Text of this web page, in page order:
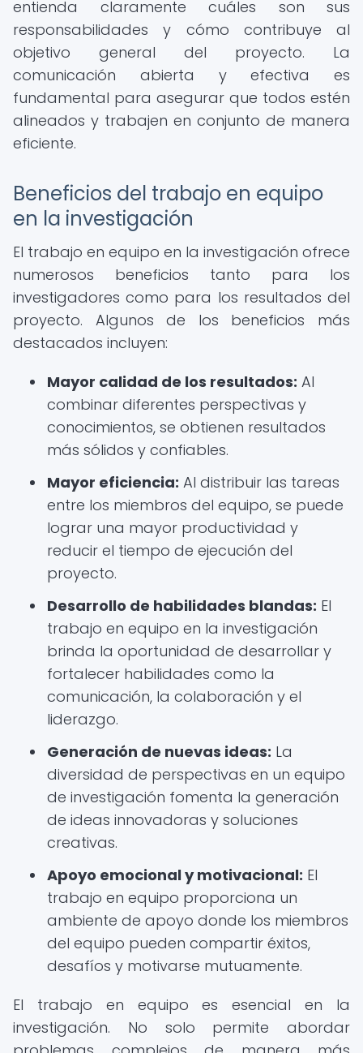
entienda claramente cuáles son sus
responsabilidades y cómo contribuye al
objetivo general del proyecto. La
comunicación abierta y efectiva es
fundamental para asegurar que todos estén
alineados y trabajen en conjunto de manera
eficiente.
Beneficios del trabajo en equipo
en la investigación
El trabajo en equipo en la investigación ofrece
numerosos beneficios tanto para los
investigadores como para los resultados del
proyecto. Algunos de los beneficios más
destacados incluyen:
Mayor calidad de los resultados: Al
combinar diferentes perspectivas y
conocimientos, se obtienen resultados
más sólidos y confiables.
Mayor eficiencia: Al distribuir las tareas
entre los miembros del equipo, se puede
lograr una mayor productividad y
reducir el tiempo de ejecución del
proyecto.
Desarrollo de habilidades blandas: El
trabajo en equipo en la investigación
brinda la oportunidad de desarrollar y
fortalecer habilidades como la
comunicación, la colaboración y el
liderazgo.
Generación de nuevas ideas: La
diversidad de perspectivas en un equipo
de investigación fomenta la generación
de ideas innovadoras y soluciones
creativas.
Apoyo emocional y motivacional: El
trabajo en equipo proporciona un
ambiente de apoyo donde los miembros
del equipo pueden compartir éxitos,
desafíos y motivarse mutuamente.
El trabajo en equipo es esencial en la
investigación. No solo permite abordar